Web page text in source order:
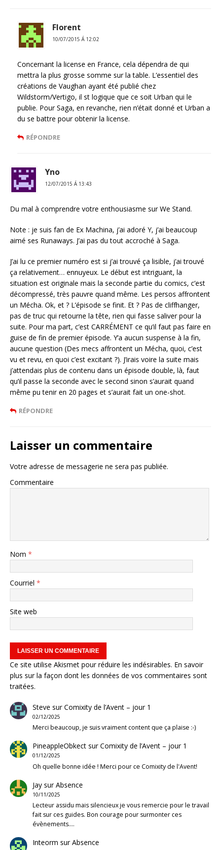
Florent
10/07/2015 Á 12:02
Concernant la license en France, cela dépendra de qui
mettra la plus grosse somme sur la table. L’essentiel des
créations de Vaughan ayant été publié chez
Wildstorm/Vertigo, il st logique que ce soit Urban qui le
publie. Pour Saga, en revanche, rien n’était donné et Urban a
du se battre pour obtenir la license.
RÉPONDRE
Yno
12/07/2015 Á 13:43
Du mal à comprendre votre enthousiasme sur We Stand.
Note : je suis fan de Ex Machina, j’ai adoré Y, j’ai beaucoup
aimé ses Runaways. J’ai pas du tout accroché à Saga.
J’ai lu ce premier numéro est si j’ai trouvé ça lisible, j’ai trouvé
ça relativement… ennuyeux. Le début est intriguant, la
situation est originale mais la seconde partie du comics, c’est
décompressé, très pauvre quand même. Les persos affrontent
un Mécha. Ok, et ? L’épisode se finit. Et ? Pas de cliffhanger,
pas de truc qui retourne la tête, rien qui fasse saliver pour la
suite. Pour ma part, c’est CARRÉMENT ce qu’il faut pas faire en
guise de fin de premier épisode. Y’a aucun suspense à la fin,
aucune question (Des mecs affrontent un Mécha, quoi, c’est
vu et revu, en quoi c’est excitant ?). J’irais voire la suite mais
j’attendais plus de contenu dans un épisode double, là, faut
qu’il passe la seconde avec le second sinon s’aurait quand
même pu tenir en 20 pages et s’aurait fait un one-shot.
RÉPONDRE
Laisser un commentaire
Votre adresse de messagerie ne sera pas publiée.
Commentaire
Nom *
Courriel *
Site web
Ce site utilise Akismet pour réduire les indésirables. En savoir
plus sur la façon dont les données de vos commentaires sont
traitées.
Steve surComixity de l’Avent – jour 1
02/12/2025
Merci beaucoup, je suis vraiment content que ça plaise :-)
PineappleObkectsurComixity de l’Avent – jour 1
01/12/2025
Oh quelle bonne idée ! Merci pour ce Comixity de l'Avent!
JaysurAbsence
10/11/2025
Lecteur assidu mais silencieux je vous remercie pour le travail
fait sur ces guides. Bon courage pour surmonter ces
évènements.…
Inteorm surAbsence